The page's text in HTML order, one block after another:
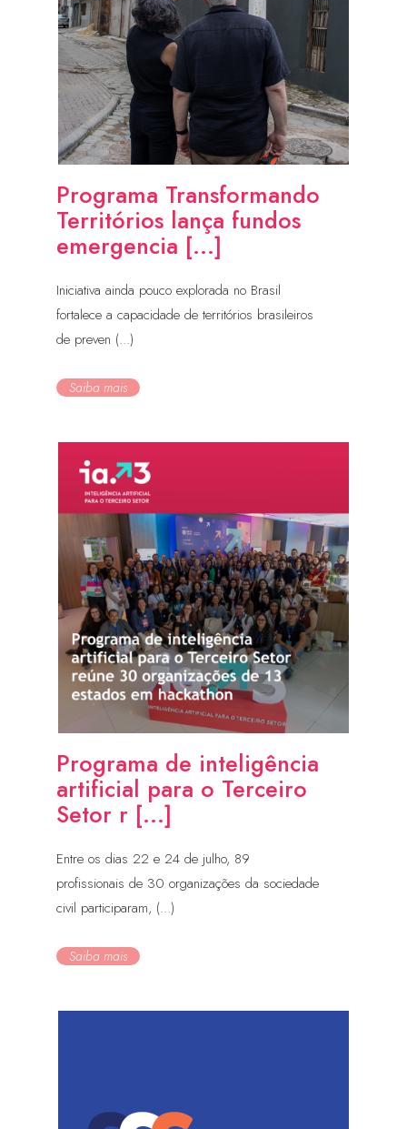
Programa Transformando
Territórios lança fundos
emergencia [...]
Iniciativa ainda pouco explorada no Brasil
fortalece a capacidade de territórios brasileiros
de preven (...)
Saiba mais
Programa de inteligência
artificial para o Terceiro
Setor r [...]
Entre os dias 22 e 24 de julho, 89
profissionais de 30 organizações da sociedade
civil participaram, (...)
Saiba mais